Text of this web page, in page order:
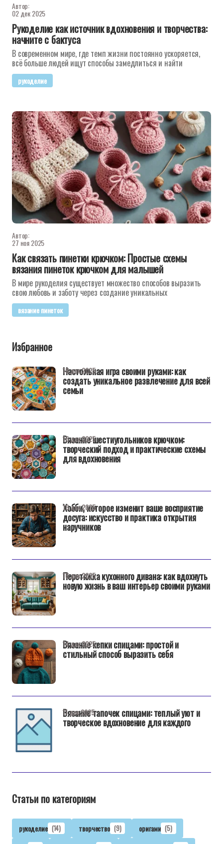
Автор:
02 дек 2025
Рукоделие как источник вдохновения и творчества:
начните с бактуса
В современном мире, где темп жизни постоянно ускоряется,
всё больше людей ищут способы замедлиться и найти
рукоделие
Автор:
27 ноя 2025
Как связать пинетки крючком: Простые схемы
вязания пинеток крючком для малышей
В мире рукоделия существует множество способов выразить
свою любовь и заботу через создание уникальных
вязание пинеток
Избранное
Настольная игра своими руками: как
создать уникальное развлечение для всей
семьи
18 дек 2025
Вязание шестиугольников крючком:
творческий подход и практические схемы
для вдохновения
16 дек 2025
Хобби, которое изменит ваше восприятие
досуга: искусство и практика открытия
наручников
16 дек 2025
Перетяжка кухонного дивана: как вдохнуть
новую жизнь в ваш интерьер своими руками
16 дек 2025
Вязание кепки спицами: простой и
стильный способ выразить себя
14 дек 2025
Вязание тапочек спицами: теплый уют и
творческое вдохновение для каждого
11 дек 2025
Статьи по категориям
рукоделие (14) творчество (9) оригами (5)